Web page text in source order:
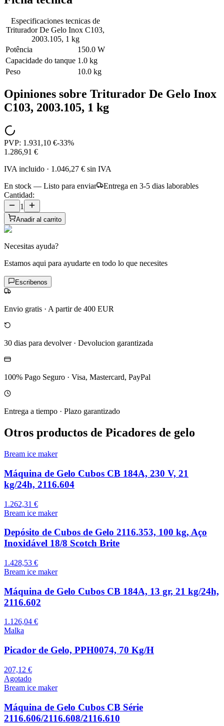
Especificaciones tecnicas de
Triturador De Gelo Inox C103,
2003.105, 1 kg
Potência
150.0 W
Capacidade do tanque 1.0 kg
Peso
10.0 kg
Opiniones sobre Triturador De Gelo Inox
C103, 2003.105, 1 kg
PVP: 1.931,10 €-33%
1.286,91 €
IVA incluido · 1.046,27 € sin IVA
En stock — Listo para enviar
Entrega en 3-5 dias laborables
Cantidad:
1
Anadir al carrito
Necesitas ayuda?
Estamos aqui para ayudarte en todo lo que necesites
Escribenos
Envio gratis · A partir de 400 EUR
30 dias para devolver· Devolucion garantizada
100% Pago Seguro · Visa, Mastercard, PayPal
Entrega a tiempo · Plazo garantizado
Otros productos de Picadores de gelo
Bream ice maker
Máquina de Gelo Cubos CB 184A, 230 V, 21
kg/24h, 2116.604
1.262,31 €
Bream ice maker
Depósito de Cubos de Gelo 2116.353, 100 kg, Aço
Inoxidável 18/8 Scotch Brite
1.428,53 €
Bream ice maker
Máquina de Gelo Cubos CB 184A, 13 gr, 21 kg/24h,
2116.602
1.126,04 €
Malka
Picador de Gelo, PPH0074, 70 Kg/H
207,12 €
Agotado
Bream ice maker
Máquina de Gelo Cubos CB Série
2116.606/2116.608/2116.610